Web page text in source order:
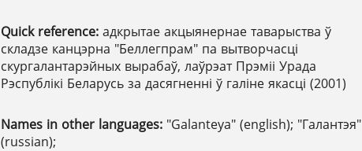
Quick reference: адкрытае акцыянернае таварыства ў
складзе канцэрна "Беллегпрам" па вытворчасці
скургалантарэйных вырабаў, лаўрэат Прэміі Урада
Рэспублікі Беларусь за дасягненні ў галіне якасці (2001)
Names in other languages: "Galanteya" (english); "Галантэя"
(russian);